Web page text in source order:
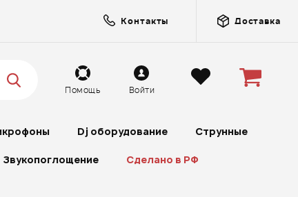
Контакты Доставка
Помощь Войти
Dj оборудование Струнные
Звукопоглощение Сделано в РФ